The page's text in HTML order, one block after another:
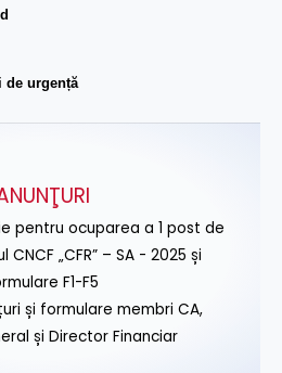
urgență
pentru ocuparea a 1 post de
„CFR” – SA - 2025 și
F1-F5
și formulare membri CA,
și Director Financiar